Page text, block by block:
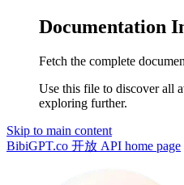
Documentation
Fetch the complete
Use this file to discover all
exploring further.
Skip to main content
BibiGPT.co 开放 API home page